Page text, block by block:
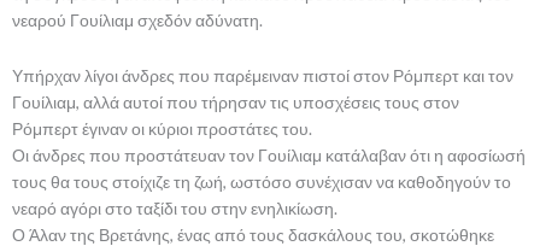
νεαρού Γουίλιαμ σχεδόν αδύνατη.
Υπήρχαν λίγοι άνδρες που παρέμειναν πιστοί στον Ρόμπερτ και τον
Γουίλιαμ, αλλά αυτοί που τήρησαν τις υποσχέσεις τους στον
Ρόμπερτ έγιναν οι κύριοι προστάτες του.
Οι άνδρες που προστάτευαν τον Γουίλιαμ κατάλαβαν ότι η αφοσίωσή
τους θα τους στοίχιζε ​​τη ζωή, ωστόσο συνέχισαν να καθοδηγούν το
νεαρό αγόρι στο ταξίδι του στην ενηλικίωση.
Ο Άλαν της Βρετάνης, ένας από τους δασκάλους του, σκοτώθηκε